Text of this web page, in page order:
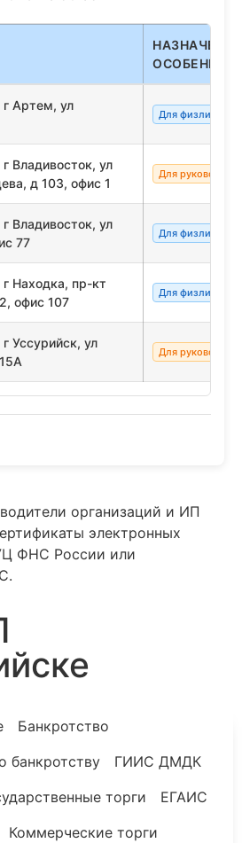
Артем, ул
Для физлиц/
Владивосток, ул
д 103, офис 1
Для
Владивосток, ул
77
Для физлиц/
Находка, пр-кт
офис 107
Для физлиц/
Уссурийск, ул
Для
организаций и ИП
электронных
ФНС России или
Банкротство
банкротству
ГИИС ДМДК
торги
ЕГАИС
Коммерческие торги